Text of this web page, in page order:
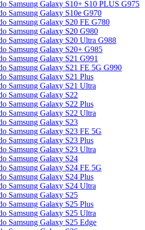
Samsung Galaxy S10+ S10 PLUS G975
Samsung Galaxy S10e G970
Samsung Galaxy S20 FE G780
Samsung Galaxy S20 G980
Samsung Galaxy S20 Ultra G988
Samsung Galaxy S20+ G985
Samsung Galaxy S21 G991
Samsung Galaxy S21 FE 5G G990
Samsung Galaxy S21 Plus
Samsung Galaxy S21 Ultra
Samsung Galaxy S22
Samsung Galaxy S22 Plus
Samsung Galaxy S22 Ultra
Samsung Galaxy S23
Samsung Galaxy S23 FE 5G
Samsung Galaxy S23 Plus
Samsung Galaxy S23 Ultra
Samsung Galaxy S24
Samsung Galaxy S24 FE 5G
Samsung Galaxy S24 Plus
Samsung Galaxy S24 Ultra
Samsung Galaxy S25
Samsung Galaxy S25 Plus
Samsung Galaxy S25 Ultra
Samsung Galaxy S25 Edge